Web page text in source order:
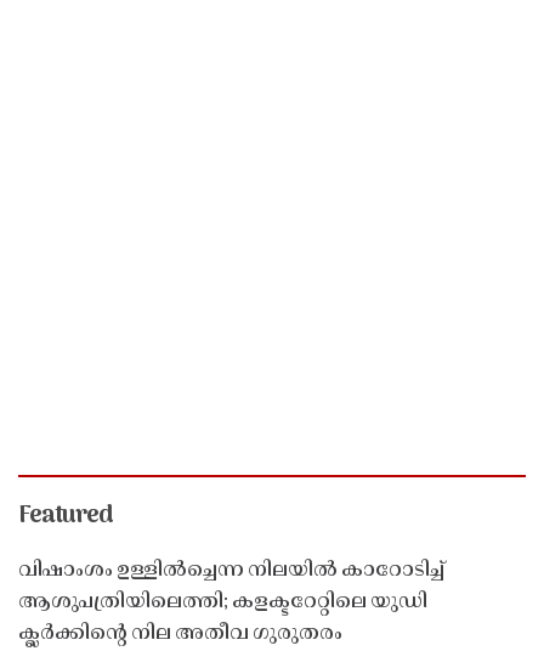
Featured
വിഷാംശം ഉള്ളിൽച്ചെന്ന നിലയിൽ കാറോടിച്ച്
ആശുപത്രിയിലെത്തി; കളക്ടറേറ്റിലെ യുഡി
ക്ലർക്കിൻ്റെ നില അതീവ ഗുരുതരം